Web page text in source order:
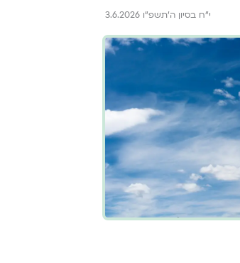
י״ח בסיון ה׳תשפ״ו 3.6.2026